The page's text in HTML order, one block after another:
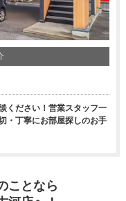
ください！営業スタッフ一
・丁寧にお部屋探しのお手
ことなら